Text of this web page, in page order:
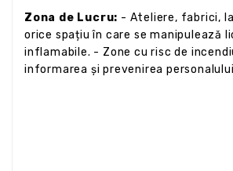
Zona de Lucru: - Ateliere, fabrici,
orice spațiu în care se manipulează
inflamabile. - Zone cu risc de
informarea și prevenirea